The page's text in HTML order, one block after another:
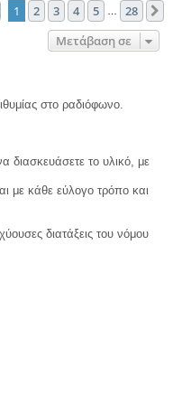
Σελίδα1 από 28
1 2 3 4 5 28
Μετάβαση σε
στο ραδιόφωνο.
διασκευάσετε το υλικό, με
με κάθε εύλογο τρόπο και
διατάξεις του νόμου